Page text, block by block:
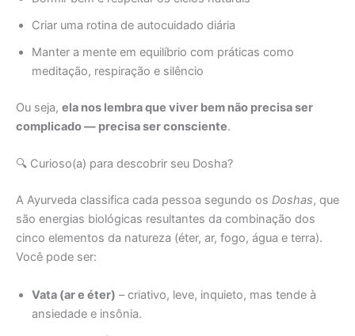
Criar uma rotina de autocuidado diária
Manter a mente em equilíbrio com práticas como
meditação, respiração e silêncio
Ou seja, ela nos lembra que viver bem não precisa ser
complicado — precisa ser consciente.
🔍 Curioso(a) para descobrir seu Dosha?
A Ayurveda classifica cada pessoa segundo os Doshas, que
são energias biológicas resultantes da combinação dos
cinco elementos da natureza (éter, ar, fogo, água e terra).
Você pode ser:
Vata (ar e éter) – criativo, leve, inquieto, mas tende à
ansiedade e insônia.